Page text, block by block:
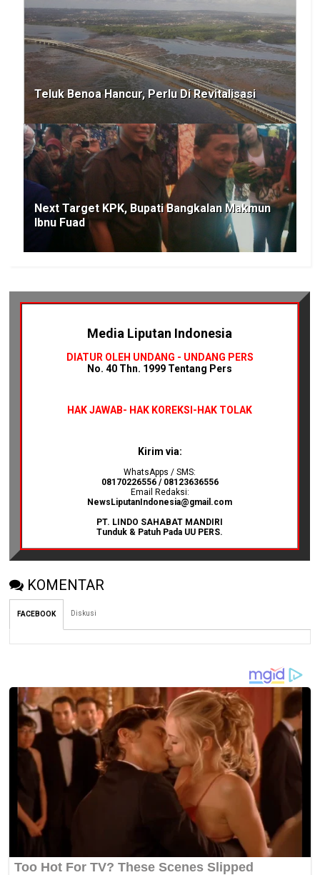
Teluk Benoa Hancur, Perlu Di Revitalisasi
Next Target KPK, Bupati Bangkalan Makmun
Ibnu Fuad
Media Liputan Indonesia
DIATUR OLEH UNDANG - UNDANG PERS
No. 40 Thn. 1999 Tentang Pers
HAK JAWAB- HAK KOREKSI-HAK TOLAK
Kirim via:
WhatsApps / SMS:
08170226556 / 08123636556
Email Redaksi:
NewsLiputanIndonesia@gmail.com
PT. LINDO SAHABAT MANDIRI
Tunduk & Patuh Pada UU PERS.
KOMENTAR
FACEBOOK Diskusi